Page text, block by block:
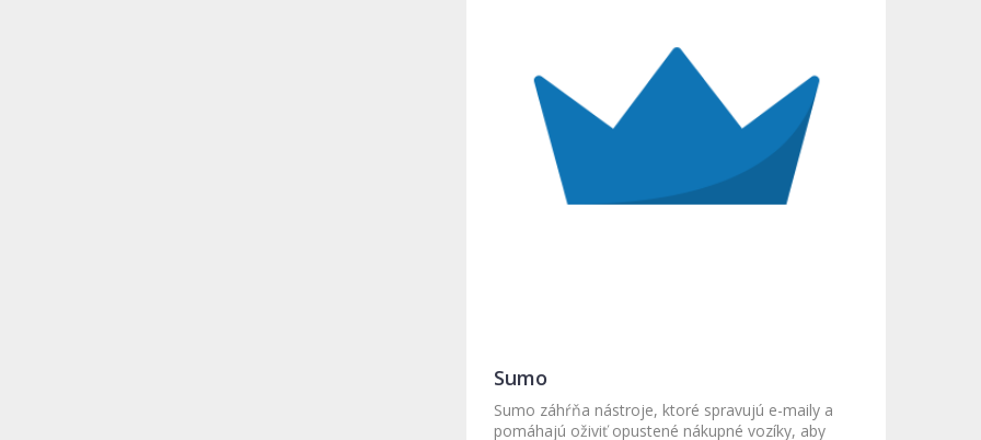
Sumo
Sumo záhŕňa nástroje, ktoré spravujú e-maily a
pomáhajú oživiť opustené nákupné vozíky, aby